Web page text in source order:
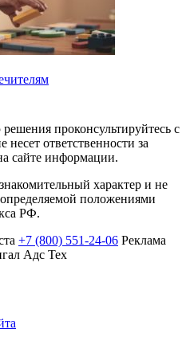
проконсультируйтесь с
несет ответственности за
сайте информации.
характер и не
положениями
РФ.
+7 (800) 551-24-06 Реклама
Адс Тех